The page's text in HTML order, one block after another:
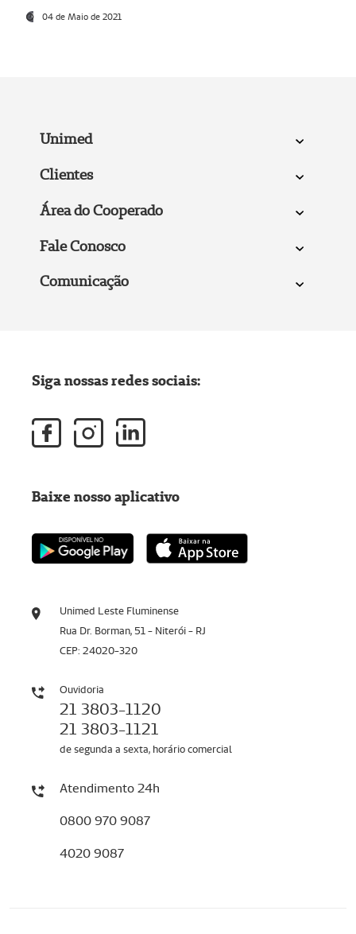
04 de Maio de 2021
Unimed
Clientes
Área do Cooperado
Fale Conosco
Comunicação
Unimed Leste Fluminense
Rua Dr. Borman, 51 - Niterói - RJ
CEP: 24020-320
Ouvidoria
21 3803-1120
21 3803-1121
de segunda a sexta, horário comercial
Atendimento 24h
0800 970 9087
4020 9087
Siga nossas redes sociais:
Baixe nosso aplicativo